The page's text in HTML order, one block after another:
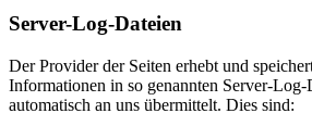
Server-Log-Dateien
Der Provider der Seiten erhebt und
Informationen in so genannten Server-
automatisch an uns übermittelt. Dies sind: